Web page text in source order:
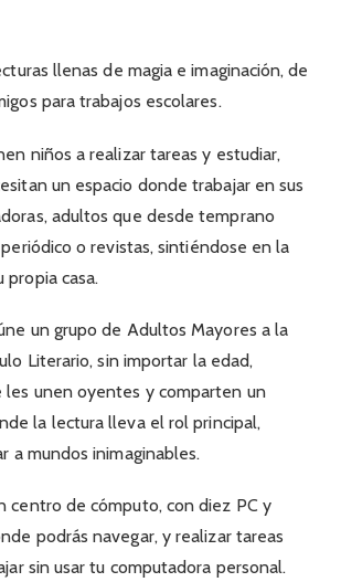
llenas de magia e imaginación, de
para trabajos escolares.
niños a realizar tareas y estudiar,
un espacio donde trabajar en sus
adultos que desde temprano
o revistas, sintiéndose en la
propia casa.
un grupo de Adultos Mayores a la
Literario, sin importar la edad,
les unen oyentes y comparten un
la lectura lleva el rol principal,
a mundos inimaginables.
centro de cómputo, con diez PC y
podrás navegar, y realizar tareas
sin usar tu computadora personal.